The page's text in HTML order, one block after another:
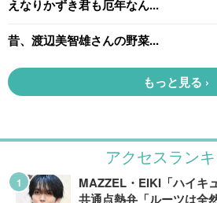
アクセスラン
MAZZEL・EIKI「ハイキ
共通点熱弁「ルーツは全